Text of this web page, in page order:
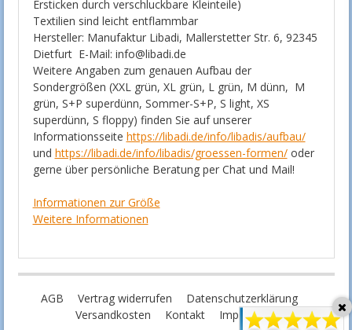
Ersticken durch verschluckbare Kleinteile)
Textilien sind leicht entflammbar
Hersteller: Manufaktur Libadi, Mallerstetter Str. 6, 92345
Dietfurt E-Mail: info@libadi.de
Weitere Angaben zum genauen Aufbau der
Sondergrößen (XXL grün, XL grün, L grün, M dünn, M
grün, S+P superdünn, Sommer-S+P, S light, XS
superdünn, S floppy) finden Sie auf unserer
Informationsseite https://libadi.de/info/libadis/aufbau/
und https://libadi.de/info/libadis/groessen-formen/oder
gerne über persönliche Beratung per Chat und Mail!
Informationen zur Größe
Weitere Informationen
AGB Vertrag widerrufen
Datenschutzerklärung
Versandkosten
Kontakt Impressum